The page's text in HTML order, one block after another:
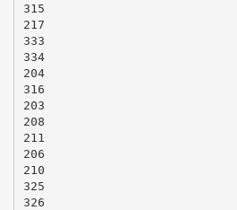
315
217
333
334
204
316
203
208
211
206
210
325
326